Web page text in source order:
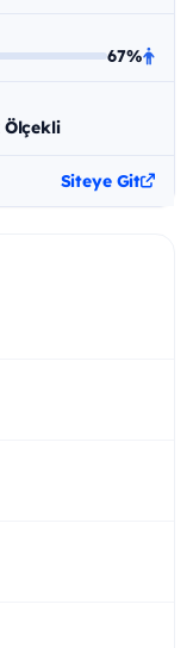
67%
Ölçekli
Siteye Git